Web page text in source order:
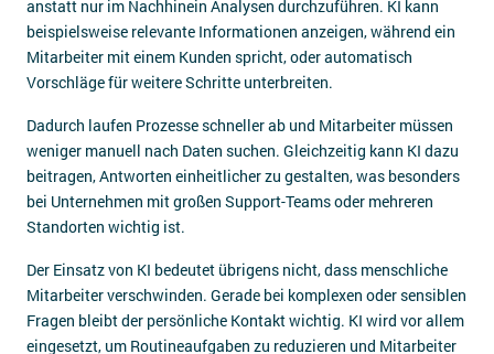
anstatt nur im Nachhinein Analysen durchzuführen. KI kann
beispielsweise relevante Informationen anzeigen, während ein
Mitarbeiter mit einem Kunden spricht, oder automatisch
Vorschläge für weitere Schritte unterbreiten.
Dadurch laufen Prozesse schneller ab und Mitarbeiter müssen
weniger manuell nach Daten suchen. Gleichzeitig kann KI dazu
beitragen, Antworten einheitlicher zu gestalten, was besonders
bei Unternehmen mit großen Support-Teams oder mehreren
Standorten wichtig ist.
Der Einsatz von KI bedeutet übrigens nicht, dass menschliche
Mitarbeiter verschwinden. Gerade bei komplexen oder sensiblen
Fragen bleibt der persönliche Kontakt wichtig. KI wird vor allem
eingesetzt, um Routineaufgaben zu reduzieren und Mitarbeiter